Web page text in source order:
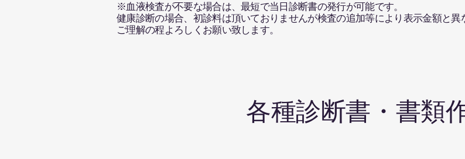
※血液検査が不要な場合は、最短で当日診断書の発行が可能です。
健康診断の場合、初診料は頂いておりませんが検査の追加等により表示金額と異
ご理解の程よろしくお願い致します。
各種診断書・書類